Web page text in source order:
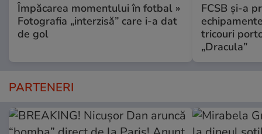
Împăcarea momentului în fotbal »
Fotografia „interzisă” care i-a dat
de gol
FCSB și-a
tricouri
„Dracula”
PARTENERI